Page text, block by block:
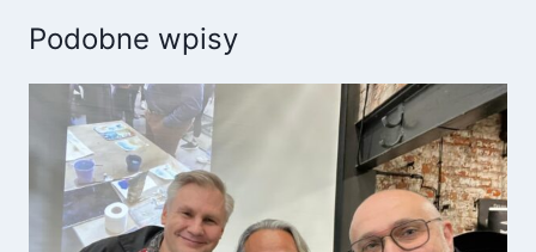
Podobne wpisy